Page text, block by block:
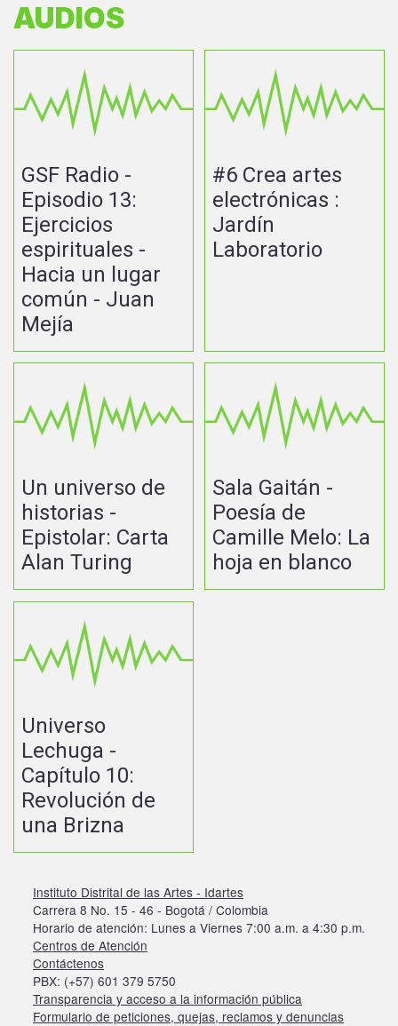
AUDIOS
GSF Radio -
Episodio 13:
Ejercicios
espirituales -
Hacia un lugar
común - Juan
Mejía
#6 Crea artes
electrónicas :
Jardín
Laboratorio
Un universo de
historias -
Epistolar: Carta
Alan Turing
Sala Gaitán -
Poesía de
Camille Melo: La
hoja en blanco
Universo
Lechuga -
Capítulo 10:
Revolución de
una Brizna
Instituto Distrital de las Artes - Idartes
Carrera 8 No. 15 - 46 - Bogotá / Colombia
Horario de atención: Lunes a Viernes 7:00 a.m. a 4:30 p.m.
Centros de Atención
Contáctenos
PBX: (+57) 601 379 5750
Transparencia y acceso a la información pública
Formulario de peticiones, quejas, reclamos y denuncias